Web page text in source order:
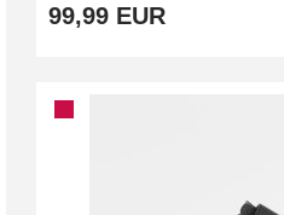
99,99 EUR